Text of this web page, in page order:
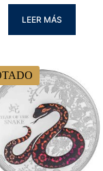
LEER MÁS